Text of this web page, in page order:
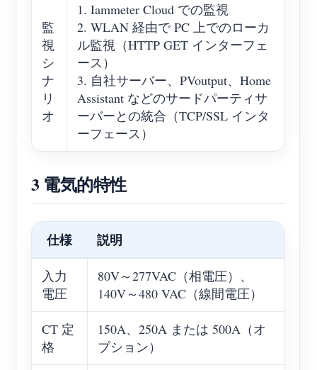
監
視
シ
ナ
リ
オ
1. Iammeter Cloud での監視
2. WLAN 経由で PC 上でのローカ
ル監視（HTTP GET インターフェ
ース）
3. 自社サーバー、PVoutput、Home
Assistant などのサードパーティサ
ーバーとの統合（TCP/SSL インタ
ーフェース）
3 電気的特性
仕様 説明
入力
電圧
80V～277VAC（相電圧）、
140V～480 VAC（線間電圧）
CT 定
格
150A、250A または 500A（オ
プション）